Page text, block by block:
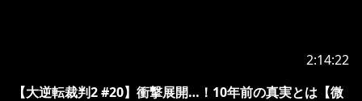
2:14:22
【大逆転裁判2 #20】衝撃展開…！10年前の真実とは【微